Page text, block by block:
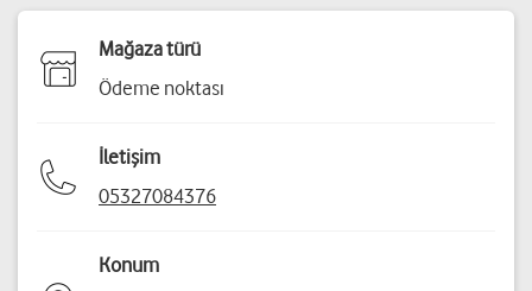
Mağaza türü
Ödeme noktası
İletişim
05327084376
Konum